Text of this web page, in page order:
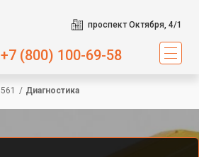
проспект Октября, 4/1
+7 (800) 100-69-58
561 / Диагностика